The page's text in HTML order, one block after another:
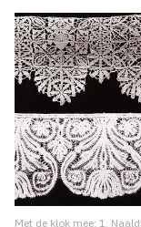
Met de klok mee: 1.